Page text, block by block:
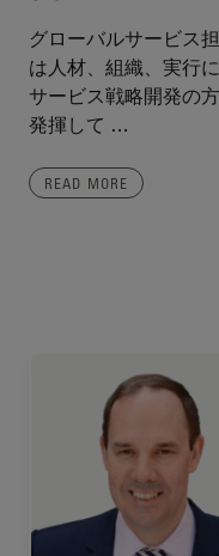
グローバルサービス
は人材、組織、実行
サービス戦略開発の
発揮して …
READ MORE